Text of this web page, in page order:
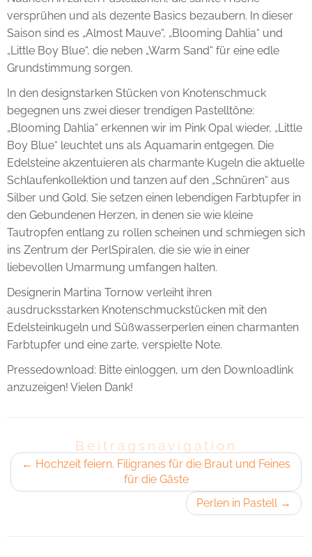
versprühen und als dezente Basics bezaubern. In dieser
Saison sind es „Almost Mauve“, „Blooming Dahlia“ und
„Little Boy Blue“, die neben „Warm Sand“ für eine edle
Grundstimmung sorgen.
In den designstarken Stücken von Knotenschmuck
begegnen uns zwei dieser trendigen Pastelltöne:
„Blooming Dahlia“ erkennen wir im Pink Opal wieder, „Little
Boy Blue“ leuchtet uns als Aquamarin entgegen. Die
Edelsteine akzentuieren als charmante Kugeln die aktuelle
Schlaufenkollektion und tanzen auf den „Schnüren“ aus
Silber und Gold. Sie setzen einen lebendigen Farbtupfer in
den Gebundenen Herzen, in denen sie wie kleine
Tautropfen entlang zu rollen scheinen und schmiegen sich
ins Zentrum der PerlSpiralen, die sie wie in einer
liebevollen Umarmung umfangen halten.
Designerin Martina Tornow verleiht ihren
ausdrucksstarken Knotenschmuckstücken mit den
Edelsteinkugeln und Süßwasserperlen einen charmanten
Farbtupfer und eine zarte, verspielte Note.
Pressedownload: Bitte einloggen, um den Downloadlink
anzuzeigen! Vielen Dank!
Beitragsnavigation
← Hochzeit feiern. Filigranes für die Braut und Feines
für die Gäste
Perlen in Pastell →